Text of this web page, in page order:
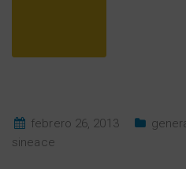
febrero 26, 2013
sineace